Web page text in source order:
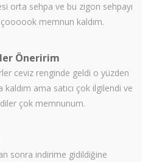
orta sehpa ve bu zigon sehpayı
memnun kaldım.
Öneririm
ceviz renginde geldi o yüzden
ama satıcı çok ilgilendi ve
çok memnunum.
sonra indirime gidildiğine